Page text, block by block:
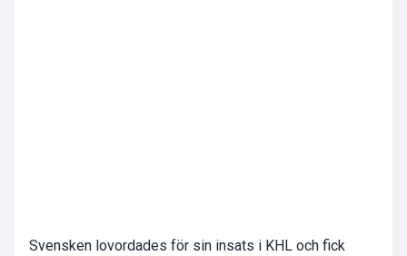
Svensken lovordades för sin insats i KHL och fick